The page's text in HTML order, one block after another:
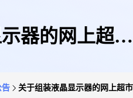
器的网上超市
告 关于组装液晶显示器的网上超